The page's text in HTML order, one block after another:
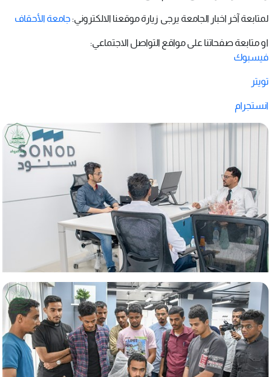
لمتابعة آخر اخبار الجامعة يرجى زيارة موقعنا الالكتروني: جامعة الأحقاف
او متابعة صفحاتنا على مواقع التواصل الاجتماعي:
فيسبوك
تويتر
انستجرام